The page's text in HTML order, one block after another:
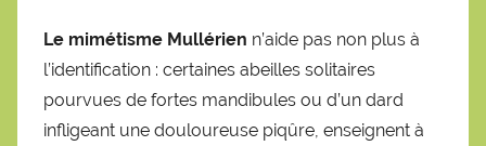
Le mimétisme Mullérien n’aide pas non plus à
l’identification : certaines abeilles solitaires
pourvues de fortes mandibules ou d’un dard
infligeant une douloureuse piqûre, enseignent à